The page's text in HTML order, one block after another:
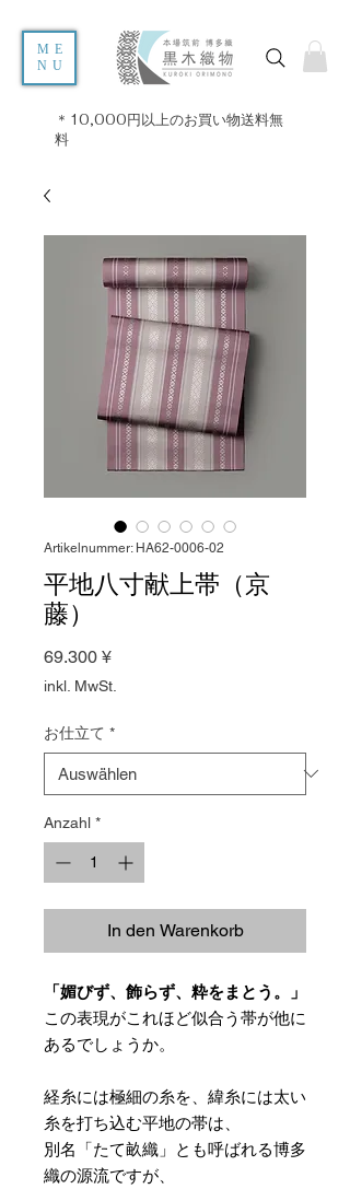
ME
NU
＊10,000円以上のお買い物送料無
料
Artikelnummer: HA62-0006-02
平地八寸献上帯（京
藤）
69.300 ¥Preis
inkl. MwSt.
お仕立て *
Anzahl *
In den Warenkorb
「媚びず、飾らず、粋をまとう。」
この表現がこれほど似合う帯が他に
あるでしょうか。
経糸には極細の糸を、緯糸には太い
糸を打ち込む平地の帯は、
別名「たて畝織」とも呼ばれる博多
織の源流ですが、